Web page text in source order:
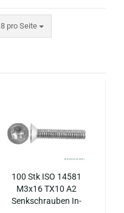
8 pro Seite
pro Seite
100 Stk ISO 14581
M3x16 TX10 A2
Senk­schrau­ben In­